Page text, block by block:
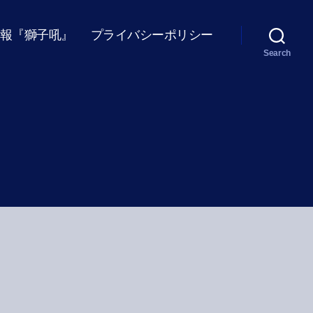
『獅子吼』 プライバシーポリシー
Search